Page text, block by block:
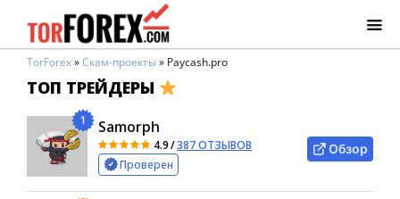
TorForex»Скам-проекты» Paycash.pro
ТОП ТРЕЙДЕРЫ
1 Samorph
4.9/387 ОТЗЫВОВ
Проверен
Обзор